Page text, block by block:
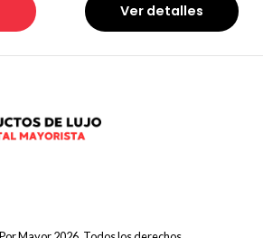
Ver detalles